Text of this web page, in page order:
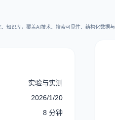
实验与实测
2026/1/20
8 分钟